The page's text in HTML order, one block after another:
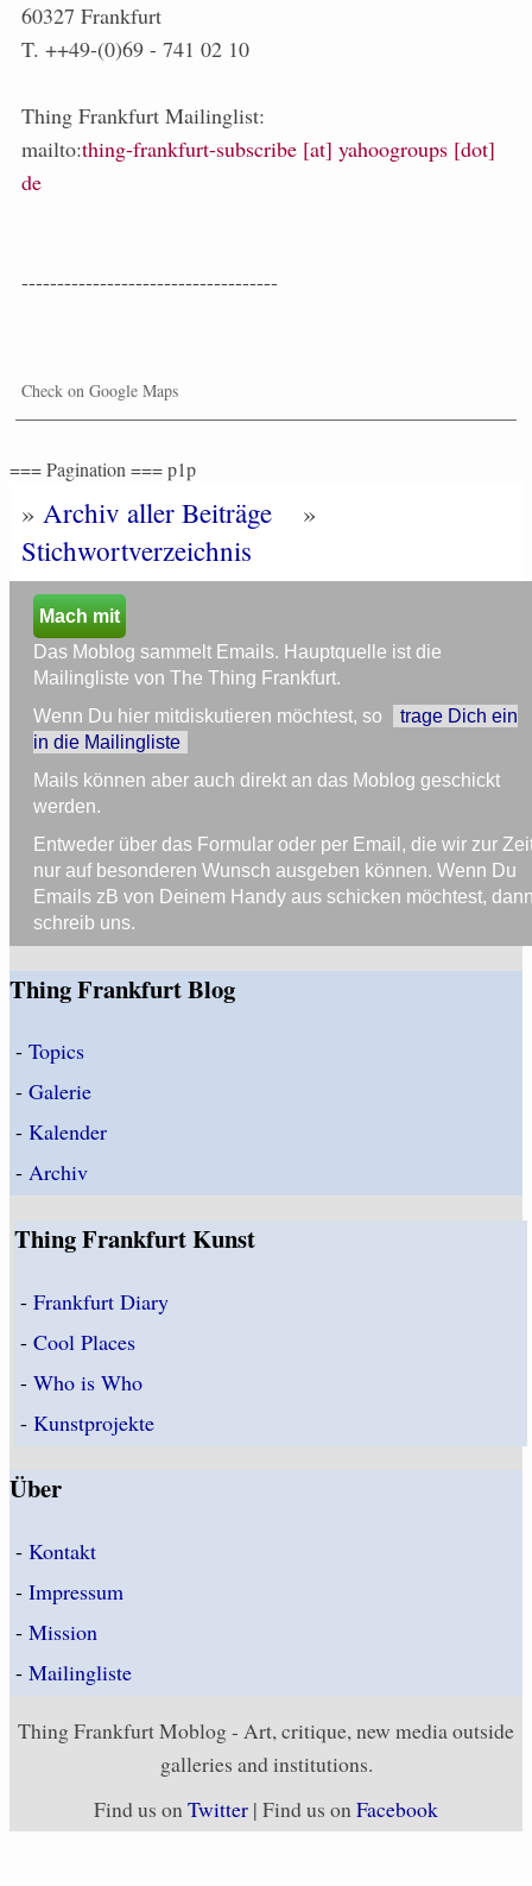
60327 Frankfurt
T. ++49-(0)69 - 741 02 10
Thing Frankfurt Mailinglist:
mailto:thing-frankfurt-subscribe [at] yahoogroups [dot]
de
------------------------------------
Check on Google Maps
=== Pagination === p1p
» Archiv aller Beiträge
»
Stichwortverzeichnis
Mach mit
Das Moblog sammelt Emails. Hauptquelle ist die
Mailingliste von The Thing Frankfurt.
Wenn Du hier mitdiskutieren möchtest, so
trage Dich ein
in die Mailingliste
Mails können aber auch direkt an das Moblog geschickt
werden.
Entweder über das Formular oder per Email, die wir zur
nur auf besonderen Wunsch ausgeben können. Wenn Du
Emails zB von Deinem Handy aus schicken möchtest,
schreib uns.
Thing Frankfurt Blog
- Topics
- Galerie
- Kalender
- Archiv
Thing Frankfurt Kunst
-Frankfurt Diary
-Cool Places
-Who is Who
-Kunstprojekte
Über
- Kontakt
- Impressum
- Mission
- Mailingliste
Thing Frankfurt Moblog - Art, critique, new media outside
galleries and institutions.
Find us onTwitter | Find us onFacebook